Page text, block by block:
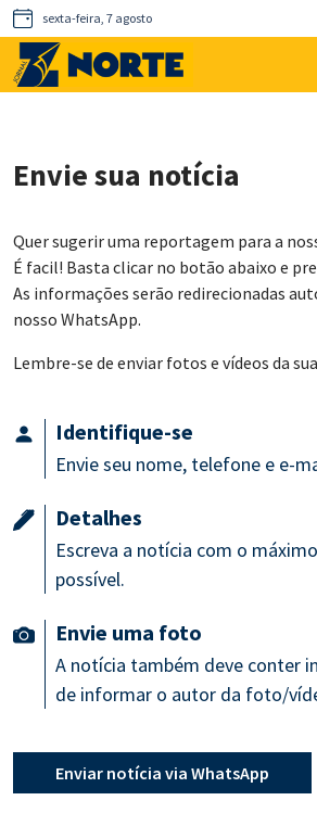
sexta-feira, 7 agosto
Envie sua notícia
Quer sugerir uma reportagem para a
É facil! Basta clicar no botão abaixo e
As informações serão redirecionadas
nosso WhatsApp.
Lembre-se de enviar fotos e vídeos da
Identifique-se
Envie seu nome, telefone e e-
Detalhes
Escreva a notícia com o
possível.
Envie uma foto
A notícia também deve conter
de informar o autor da foto/
Enviar notícia via WhatsApp